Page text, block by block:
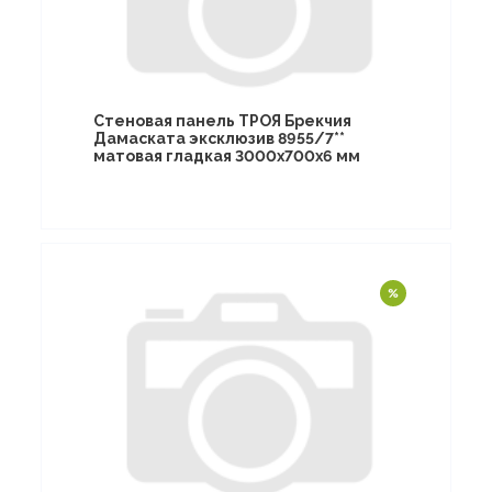
Стеновая панель ТРОЯ Брекчия
Дамаската эксклюзив 8955/7**
матовая гладкая 3000х700х6 мм